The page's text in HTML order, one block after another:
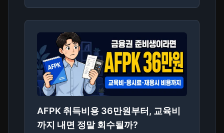
AFPK 취득비용 36만원부터, 교육비
까지 내면 정말 회수될까?